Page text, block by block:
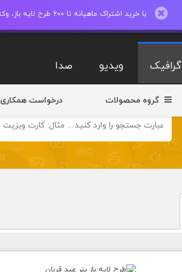
با خرید اشتراک ماهیانه تا 600 طرح لایه باز، وکتور، عکس، فایل های ویدیو وصدا دانلود کنید.
گرافیک ویدیو صدا
گروه محصولات درخواست همکاری